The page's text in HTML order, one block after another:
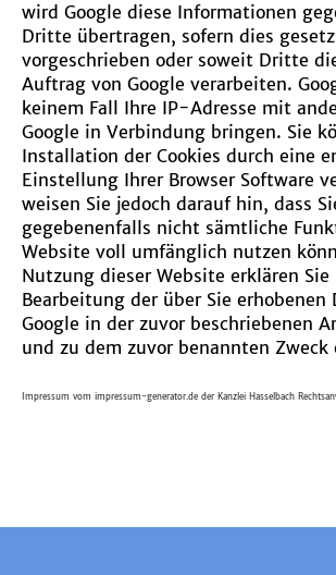
wird Google diese Informationen
Dritte übertragen, sofern dies
vorgeschrieben oder soweit Dritte
Auftrag von Google verarbeiten.
keinem Fall Ihre IP-Adresse mit
Google in Verbindung bringen. Sie
Installation der Cookies durch eine
Einstellung Ihrer Browser Software
weisen Sie jedoch darauf hin, dass
gegebenenfalls nicht sämtliche
Website voll umfänglich nutzen
Nutzung dieser Website erklären
Bearbeitung der über Sie erhobenen
Google in der zuvor beschriebenen
und zu dem zuvor benannten Zweck
Impressum vom impressum-generator.de der Kanzlei Hasselbach